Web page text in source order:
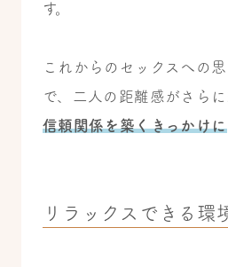
す。
これからのセックスへの
で、二人の距離感がさら
信頼関係を築くきっかけに
リラックスできる環